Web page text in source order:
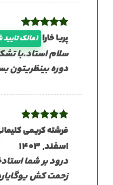
نمره5 از
5
پریا خارا (مالک
سلام استاد.با
دوره بینظریتون
نمره5از
فرشته کریمی
اسفند, 1403
درود بر شما
زحمت کش